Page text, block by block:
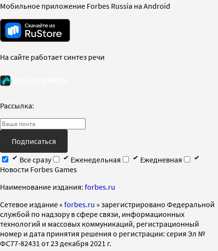
Мобильное приложение Forbes Russia на Android
На сайте работает синтез речи
Рассылка:
Подписаться
Все сразу
Еженедельная
Ежедневная
Новости Forbes Games
Наименование издания: forbes.ru
Cетевое издание « forbes.ru » зарегистрировано Федеральной
службой по надзору в сфере связи, информационных
технологий и массовых коммуникаций, регистрационный
номер и дата принятия решения о регистрации: серия Эл №
ФС77-82431 от 23 декабря 2021 г.